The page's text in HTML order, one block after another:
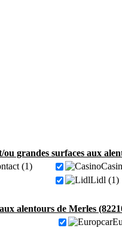
grandes surfaces aux
(1)
Lidl (1)
alentours de Merles